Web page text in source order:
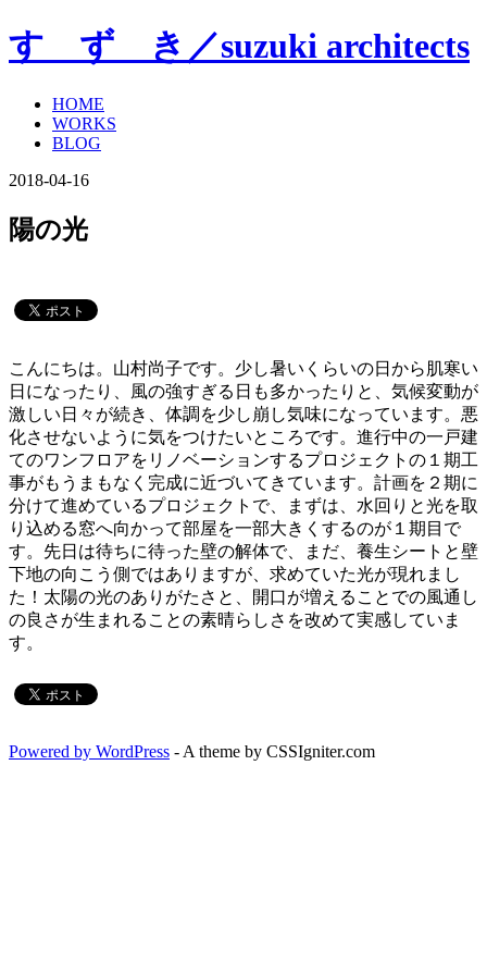
す ず き／suzuki architects
HOME
WORKS
BLOG
2018-04-16
陽の光
こんにちは。山村尚子です。少し暑いくらいの日から肌寒い
日になったり、風の強すぎる日も多かったりと、気候変動が
激しい日々が続き、体調を少し崩し気味になっています。悪
化させないように気をつけたいところです。進行中の一戸建
てのワンフロアをリノベーションするプロジェクトの１期工
事がもうまもなく完成に近づいてきています。計画を２期に
分けて進めているプロジェクトで、まずは、水回りと光を取
り込める窓へ向かって部屋を一部大きくするのが１期目で
す。先日は待ちに待った壁の解体で、まだ、養生シートと壁
下地の向こう側ではありますが、求めていた光が現れまし
た！太陽の光のありがたさと、開口が増えることでの風通し
の良さが生まれることの素晴らしさを改めて実感していま
す。
Powered by WordPress - A theme by CSSIgniter.com